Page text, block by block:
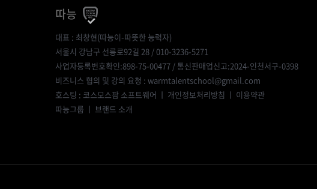
따능
대표 : 최창현(따능이-따뜻한 능력자)
서울시 강남구 선릉로92길 28 / 010-3236-5271
사업자등록번호확인:898-75-00477 / 통신판매업신고:2024-인천서구-0398
비즈니스 협의 및 강의 요청 : warmtalentschool@gmail.com
호스팅 : 코스모스팜 소프트웨어 ㅣ 개인정보처리방침 ㅣ 이용약관
따능그룹 ㅣ 브랜드 소개